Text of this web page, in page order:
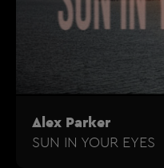
Alex Parker
SUN IN YOUR EYES